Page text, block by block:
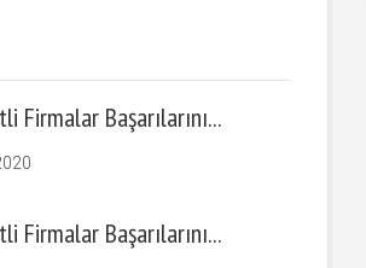
Firmalar Başarılarını...
Firmalar Başarılarını...